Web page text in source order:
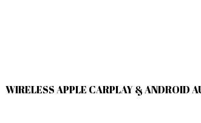
WIRELESS APPLE CARPLAY & ANDROID